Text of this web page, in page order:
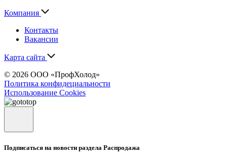
Компания
Контакты
Вакансии
Карта сайта
© 2026 ООО «ПрофХолод»
Политика конфидециальности
Использование Cookies
Подписаться на новости раздела Распродажа